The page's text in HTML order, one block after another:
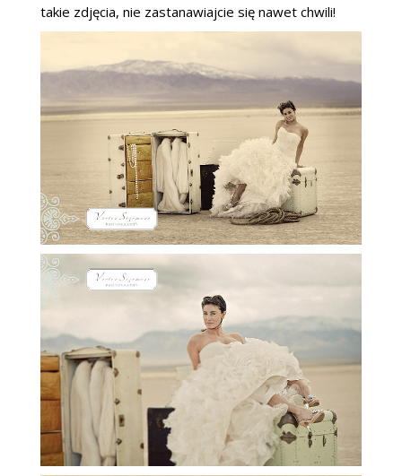
takie zdjęcia, nie zastanawiajcie się nawet chwili!